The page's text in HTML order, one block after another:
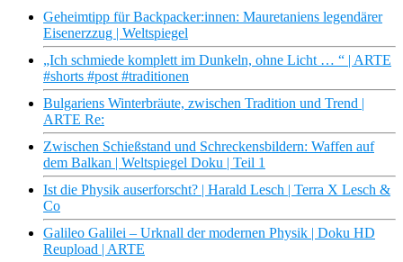
Geheimtipp für Backpacker:innen: Mauretaniens legendärer
Eisenerzzug | Weltspiegel
„Ich schmiede komplett im Dunkeln, ohne Licht … “ | ARTE
#shorts #post #traditionen
Bulgariens Winterbräute, zwischen Tradition und Trend |
ARTE Re:
Zwischen Schießstand und Schreckensbildern: Waffen auf
dem Balkan | Weltspiegel Doku | Teil 1
Ist die Physik auserforscht? | Harald Lesch | Terra X Lesch &
Co
Galileo Galilei – Urknall der modernen Physik | Doku HD
Reupload | ARTE